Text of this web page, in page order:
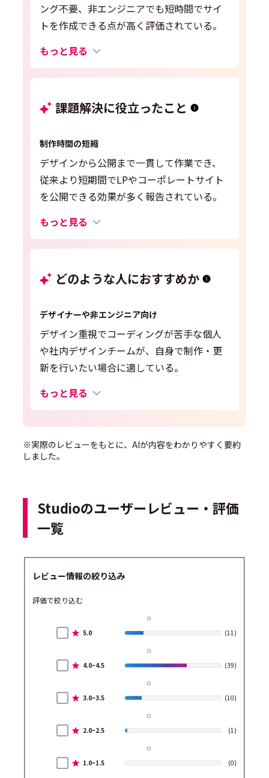
ング不要、非エンジニアでも短時間でサイ
トを作成できる点が高く評価されている。
もっと見る
課題解決に役立ったこと
制作時間の短縮
デザインから公開まで一貫して作業でき、
従来より短期間でLPやコーポレートサイト
を公開できる効果が多く報告されている。
もっと見る
どのような人におすすめか
デザイナーや非エンジニア向け
デザイン重視でコーディングが苦手な個人
や社内デザインチームが、自身で制作・更
新を行いたい場合に適している。
もっと見る
※実際のレビューをもとに、AIが内容をわかりやすく要約
しました。
Studioのユーザーレビュー・評価
一覧
レビュー情報の絞り込み
評価で絞り込む
5.0 (11)
4.0~4.5 (39)
3.0~3.5 (10)
2.0~2.5 (1)
1.0~1.5 (0)